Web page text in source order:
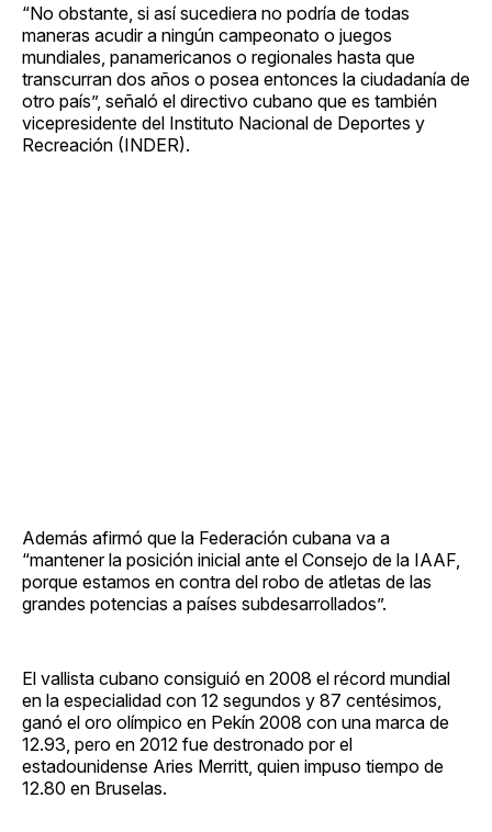
“No obstante, si así sucediera no podría de todas
maneras acudir a ningún campeonato o juegos
mundiales, panamericanos o regionales hasta que
transcurran dos años o posea entonces la ciudadanía de
otro país”, señaló el directivo cubano que es también
vicepresidente del Instituto Nacional de Deportes y
Recreación (INDER).
Además afirmó que la Federación cubana va a
“mantener la posición inicial ante el Consejo de la IAAF,
porque estamos en contra del robo de atletas de las
grandes potencias a países subdesarrollados”.
El vallista cubano consiguió en 2008 el récord mundial
en la especialidad con 12 segundos y 87 centésimos,
ganó el oro olímpico en Pekín 2008 con una marca de
12.93, pero en 2012 fue destronado por el
estadounidense Aries Merritt, quien impuso tiempo de
12.80 en Bruselas.